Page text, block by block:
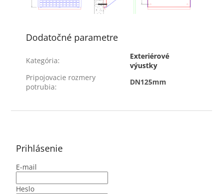
Dodatočné parametre
Kategória:
Exteriérové
výustky
Pripojovacie rozmery
potrubia:
DN125mm
Prihlásenie
E-mail
Heslo